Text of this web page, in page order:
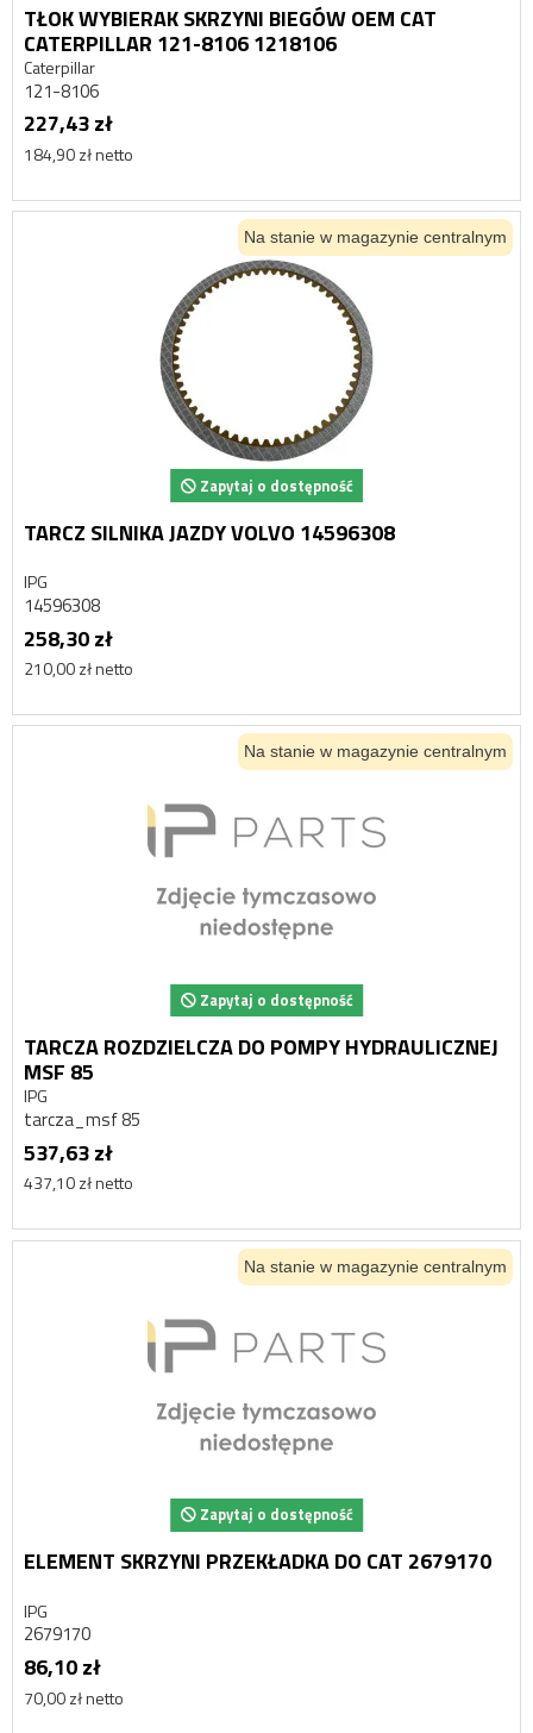
TŁOK WYBIERAK SKRZYNI BIEGÓW OEM CAT
CATERPILLAR 121-8106 1218106
Caterpillar
121-8106
227,43 zł
184,90 zł netto
Na stanie w magazynie centralnym
Zapytaj o dostępność
TARCZ SILNIKA JAZDY VOLVO 14596308
IPG
14596308
258,30 zł
210,00 zł netto
Na stanie w magazynie centralnym
Zapytaj o dostępność
TARCZA ROZDZIELCZA DO POMPY HYDRAULICZNEJ
MSF 85
IPG
tarcza_msf 85
537,63 zł
437,10 zł netto
Na stanie w magazynie centralnym
Zapytaj o dostępność
ELEMENT SKRZYNI PRZEKŁADKA DO CAT 2679170
IPG
2679170
86,10 zł
70,00 zł netto